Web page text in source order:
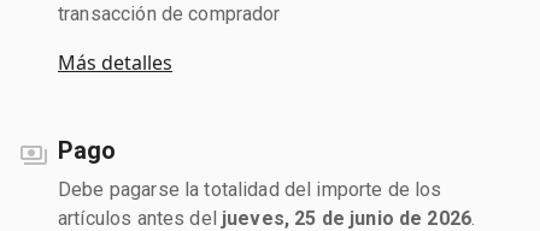
transacción de comprador
Más detalles
Pago
Debe pagarse la totalidad del importe de los
artículos antes del jueves, 25 de junio de 2026